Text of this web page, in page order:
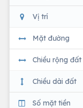
Vị trí
Mặt đường
Chiều rộng đất
Chiều dài đất
Số mặt tiền